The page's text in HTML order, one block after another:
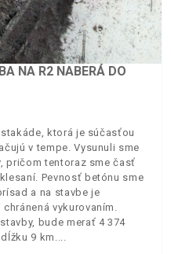
NA R2 NABERÁ DO
ktorá je súčasťou
v tempe. Vysunuli sme
pričom tentoraz sme časť
Pevnosť betónu sme
a na stavbe je
vykurovaním.
bude merať 4 374
9 km.